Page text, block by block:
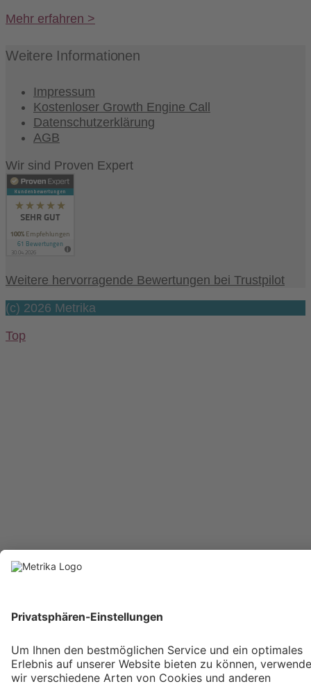
Mehr erfahren >
Weitere Informationen
Impressum
Kostenloser Growth Engine Call
Datenschutzerklärung
AGB
Wir sind Proven Expert
Weitere hervorragende Bewertungen bei Trustpilot
(c) 2026 Metrika
Top